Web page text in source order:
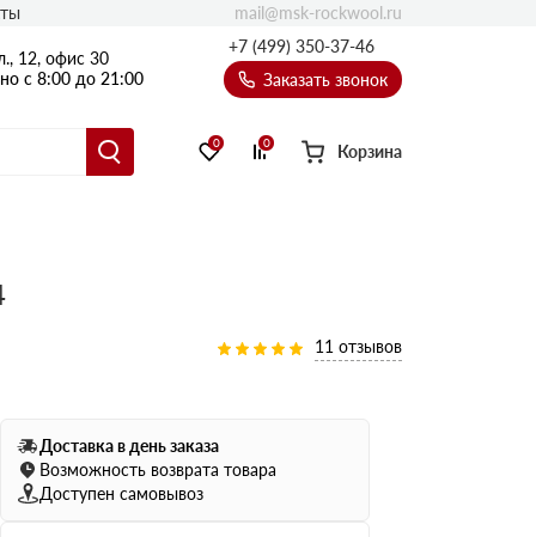
12, офис 30
с 8:00 до 21:00
+7 (499) 350-37-46
Заказать звонок
100 мм
Руф Баттс
Балкон
Эсктра
Оптима
0 0 Корзина
mail@msk-rockwool.ru
11 отзывов
Доставка в день заказа
Возможность возврата товара
Доступен самовывоз